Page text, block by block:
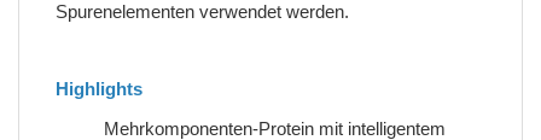
Spurenelementen verwendet werden.
Highlights
Mehrkomponenten-Protein mit intelligentem